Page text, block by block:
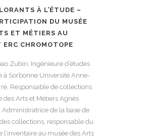
À L’ÉTUDE –
DU MUSÉE
ET MÉTIERS AU
ERC CHROMOTOPE
Zubiri, Ingénieure d’études
à Sorbonne Université Anne-
Responsable de collections
des Arts et Métiers Agnès
Administratrice de la base de
collections, responsable du
l’inventaire au musée des Arts